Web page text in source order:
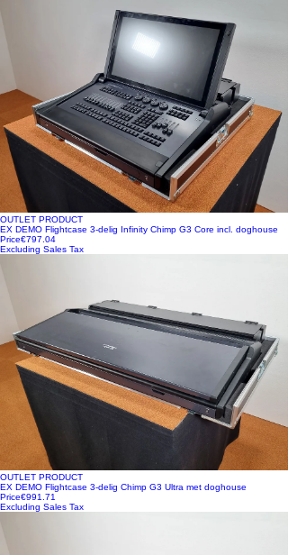
OUTLET PRODUCT
EX DEMO Flightcase 3-delig Infinity Chimp G3 Core incl. doghouse
Price€797.04
Excluding Sales Tax
OUTLET PRODUCT
EX DEMO Flightcase 3-delig Chimp G3 Ultra met doghouse
Price€991.71
Excluding Sales Tax